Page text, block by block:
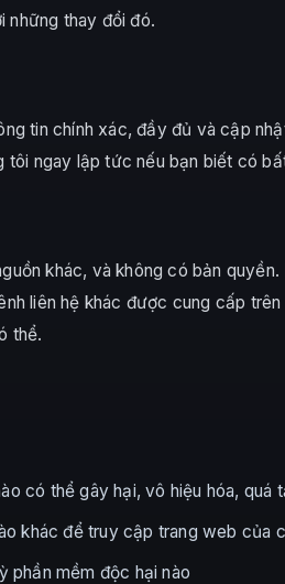
những thay đổi đó.
tin chính xác, đầy đủ và cập
ngay lập tức nếu bạn biết có
khác, và không có bản
liên hệ khác được cung cấp
thể.
có thể gây hại, vô hiệu hóa, quá
khác để truy cập trang web của
phần mềm độc hại nào